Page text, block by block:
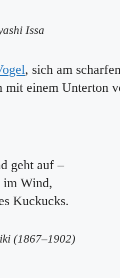
Issa
, sich am
einem Unterton
geht auf –
im Wind,
Kuckucks.
(1867–1902)